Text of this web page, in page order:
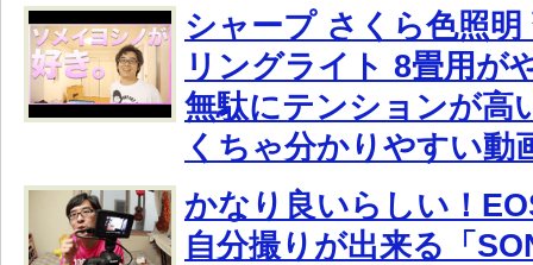
シャープ さくら色照
リングライト 8畳用が
無駄にテンションが高
くちゃ分かりやすい動
かなり良いらしい！
自分撮りが出来る「